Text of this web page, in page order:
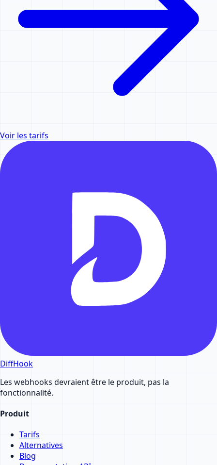
Voir les tarifs
DiffHook
Les webhooks devraient être le produit, pas la
fonctionnalité.
Produit
Tarifs
Alternatives
Blog